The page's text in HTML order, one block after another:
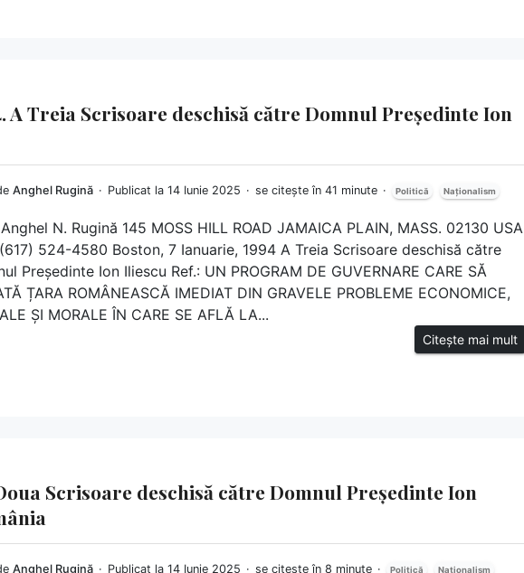
A Treia Scrisoare deschisă către Domnul Președinte Ion
Anghel Rugină Publicat la 14 Iunie 2025 se citește în 41 minute Politică Naționalism
N. Rugină 145 MOSS HILL ROAD JAMAICA PLAIN, MASS. 02130 USA
524-4580 Boston, 7 Ianuarie, 1994 A Treia Scrisoare deschisă către
Președinte Ion Iliescu Ref.: UN PROGRAM DE GUVERNARE CARE SĂ
ȚARA ROMÂNEASCĂ IMEDIAT DIN GRAVELE PROBLEME ECONOMICE,
ȘI MORALE ÎN CARE SE AFLĂ LA...
Citește mai mult
Scrisoare deschisă către Domnul Președinte Ion
Anghel Rugină Publicat la 14 Iunie 2025 se citește în 8 minute Politică Naționalism